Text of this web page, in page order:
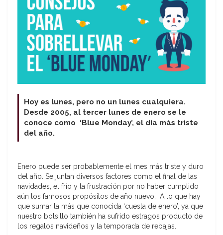
Hoy es lunes, pero no un lunes cualquiera.
Desde 2005, al tercer lunes de enero se le
conoce como ‘Blue Monday’, el día más triste
del año.
Enero puede ser probablemente el mes más triste y duro
del año. Se juntan diversos factores como el final de las
navidades, el frío y la frustración por no haber cumplido
aún los famosos propósitos de año nuevo. A lo que hay
que sumar la más que conocida ‘cuesta de enero’, ya que
nuestro bolsillo también ha sufrido estragos producto de
los regalos navideños y la temporada de rebajas.